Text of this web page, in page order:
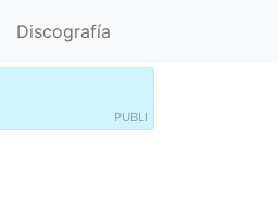
Discografía
PUBLI